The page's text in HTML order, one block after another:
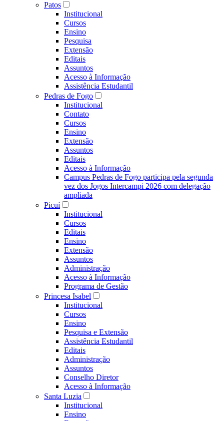
Patos
Institucional
Cursos
Ensino
Pesquisa
Extensão
Editais
Assuntos
Acesso à Informação
Assistência Estudantil
Pedras de Fogo
Institucional
Contato
Cursos
Ensino
Extensão
Assuntos
Editais
Acesso à Informação
Campus Pedras de Fogo participa pela segunda
vez dos Jogos Intercampi 2026 com delegação
ampliada
Picuí
Institucional
Cursos
Editais
Ensino
Extensão
Assuntos
Administração
Acesso à Informação
Programa de Gestão
Princesa Isabel
Institucional
Cursos
Ensino
Pesquisa e Extensão
Assistência Estudantil
Editais
Administração
Assuntos
Conselho Diretor
Acesso à Informação
Santa Luzia
Institucional
Ensino